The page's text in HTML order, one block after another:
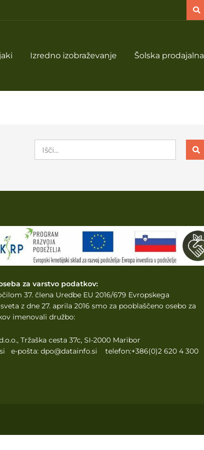
Izredno izobraževanje Šolska prodajalna
za varstvo podatkov:
37. člena Uredbe EU 2016/679 Evropskega
z dne 27. aprila 2016 smo za pooblaščeno osebo za
imenovali družbo:
Tržaška cesta 37c, SI-2000 Maribor
e-pošta: dpo@datainfo.si telefon:+386(0)2 620 4 300